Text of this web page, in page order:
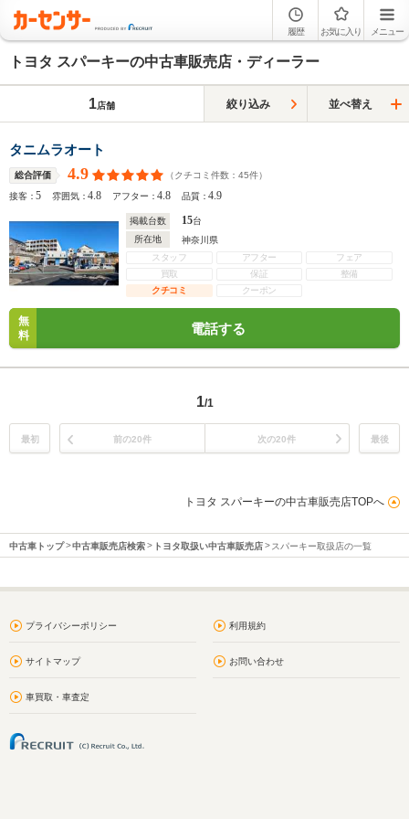
履歴 お気に入り メニュー
トヨタ スパーキーの中古車販売店・ディーラー
1店舗 絞り込み 並べ替え
タニムラオート
総合評価 4.9 （クチコミ件数： 45件）
接客：5 雰囲気：4.8 アフター：4.8 品質：4.9
掲載台数 15台
所在地
神奈川県
スタッフ
アフター
フェア
買取
保証
整備
クチコミ
クーポン
無
料
電話する
1/1
最初 前の20件 次の20件 最後
トヨタ スパーキーの中古車販売店TOPへ
中古車トップ 中古車販売店検索 トヨタ取扱い中古車販売店 スパーキー取扱店の一覧
プライバシーポリシー 利用規約
サイトマップ お問い合わせ
車買取・車査定